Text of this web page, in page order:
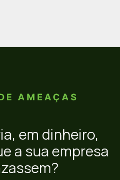
AMEAÇAS
em dinheiro,
a sua empresa